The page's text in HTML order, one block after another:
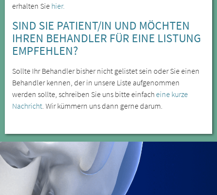
erhalten Sie hier.
SIND SIE PATIENT/IN UND MÖCHTEN
IHREN BEHANDLER FÜR EINE LISTUNG
EMPFEHLEN?
Sollte Ihr Behandler bisher nicht gelistet sein oder Sie einen
Behandler kennen, der in unsere Liste aufgenommen
werden sollte, schreiben Sie uns bitte einfacheine kurze
Nachricht. Wir kümmern uns dann gerne darum.